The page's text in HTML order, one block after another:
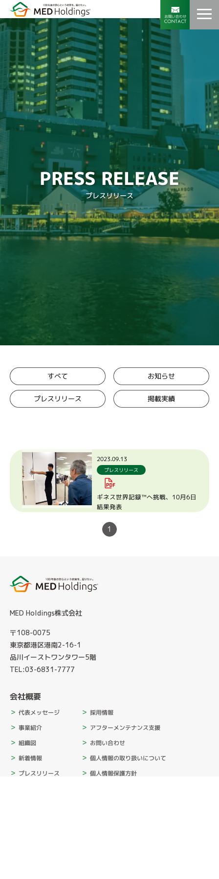
PRESS RELEASE
プレスリリース
すべて お知らせ
プレスリリース 掲載実績
2023.09.13
プレスリリース
ギネス世界記録™へ挑戦、10月6日
結果発表
1
MED Holdings株式会社
〒108-0075
東京都港区港南2-16-1
品川イーストワンタワー5階
TEL:03-6831-7777
会社概要
代表メッセージ
事業紹介
組織図
新着情報
プレスリリース
採用情報
アフターメンテナンス支援
お問い合わせ
個人情報の取り扱いについて
個人情報保護方針